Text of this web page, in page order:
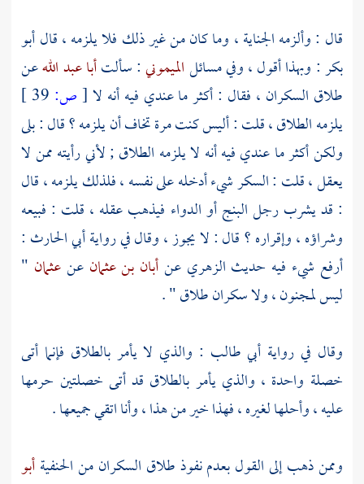
قال : وألزمه الجناية ، وما كان من غير ذلك فلا يلزمه ، قالأبو
بكر: وبهذا أقول ، وفي مسائلالميموني: سألتأبا عبد اللهعن
طلاق السكران ، فقال : أكثر ما عندي فيه أنه لا[ص:
يلزمه الطلاق ، قلت : أليس كنت مرة تخاف أن يلزمه ؟ قال : بلى
ولكن أكثر ما عندي فيه أنه لا يلزمه الطلاق ; لأني رأيته ممن لا
يعقل ، قلت : السكر شيء أدخله على نفسه ، فلذلك يلزمه ، قال
: قد يشرب رجل البنج أو الدواء فيذهب عقله ، قلت : فبيعه
وشراؤه ، وإقراره ؟ قال : لا يجوز ، وقال في روايةأبي الحارث :
أرفع شيء فيه حديث الزهريعنأبان بن عثمانعنعثمان "
ليس لمجنون ، ولا سكران طلاق " .
وقال في رواية أبي طالب : والذي لا يأمر بالطلاق فإنما أتى
خصلة واحدة ، والذي يأمر بالطلاق قد أتى خصلتين حرمها
عليه ، وأحلها لغيره ، فهذا خير من هذا ، وأنا اتقي جميعها .
وممن ذهب إلى القول بعدم نفوذ طلاق السكران من الحنفيةأبو